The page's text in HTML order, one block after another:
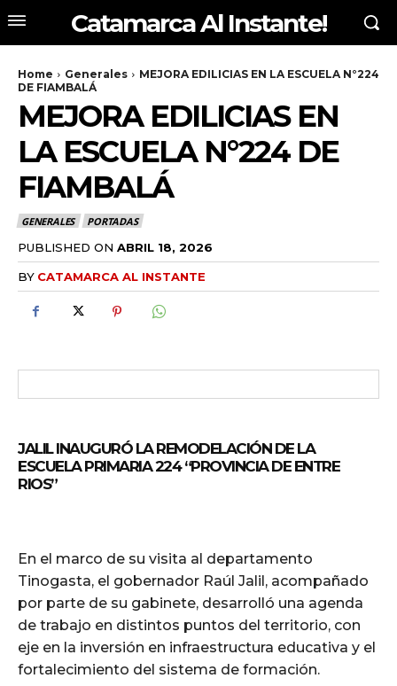
Catamarca Al Instante!
Home Generales
MEJORA EDILICIAS EN LA ESCUELA N°224
DE FIAMBALÁ
MEJORA EDILICIAS EN
LA ESCUELA N°224 DE
FIAMBALÁ
GENERALES PORTADAS
PUBLISHED ON ABRIL 18, 2026
BY CATAMARCA AL INSTANTE
JALIL INAUGURÓ LA REMODELACIÓN DE LA
ESCUELA PRIMARIA 224 “PROVINCIA DE ENTRE
RIOS”
En el marco de su visita al departamento
Tinogasta, el gobernador Raúl Jalil, acompañado
por parte de su gabinete, desarrolló una agenda
de trabajo en distintos puntos del territorio, con
eje en la inversión en infraestructura educativa y el
fortalecimiento del sistema de formación.